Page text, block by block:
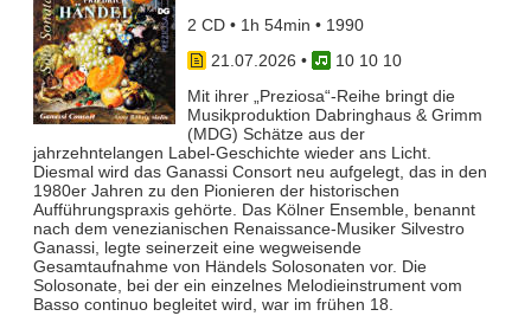
2 CD • 1h 54min • 1990
21.07.2026 •
10 10 10
Mit ihrer „Preziosa“-Reihe bringt die
Musikproduktion Dabringhaus & Grimm
(MDG) Schätze aus der
jahrzehntelangen Label-Geschichte wieder ans Licht.
Diesmal wird das Ganassi Consort neu aufgelegt, das in den
1980er Jahren zu den Pionieren der historischen
Aufführungspraxis gehörte. Das Kölner Ensemble, benannt
nach dem venezianischen Renaissance-Musiker Silvestro
Ganassi, legte seinerzeit eine wegweisende
Gesamtaufnahme von Händels Solosonaten vor. Die
Solosonate, bei der ein einzelnes Melodieinstrument vom
Basso continuo begleitet wird, war im frühen 18.